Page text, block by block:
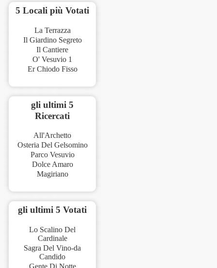
5 Locali più Votati
La Terrazza
Il Giardino Segreto
Il Cantiere
O' Vesuvio 1
Er Chiodo Fisso
gli ultimi 5
Ricercati
All'Archetto
Osteria Del Gelsomino
Parco Vesuvio
Dolce Amaro
Magiriano
gli ultimi 5 Votati
Lo Scalino Del
Cardinale
Sagra Del Vino-da
Candido
Gente Di Notte